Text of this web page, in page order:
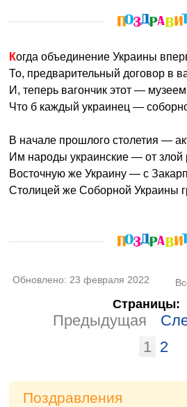
Когда объединение Украины
То, предварительный договор в
И, теперь вагончик этот —
Что б каждый украинец —
В начале прошлого столетия —
Им народы украинские — от злой
Восточную же Украину — с
Столицей же Соборной Украины
Обновлено: 23 февраля 2022
Страницы:
Предыдущая
1 2
Поздравления